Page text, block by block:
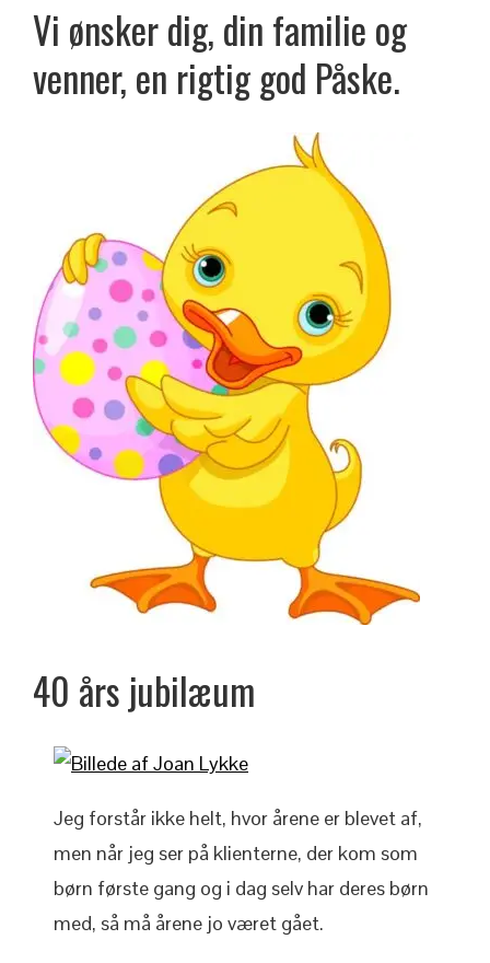
Vi ønsker dig, din familie og
venner, en rigtig god Påske.
40 års jubilæum
Jeg forstår ikke helt, hvor årene er blevet af,
men når jeg ser på klienterne, der kom som
børn første gang og i dag selv har deres børn
med, så må årene jo været gået.